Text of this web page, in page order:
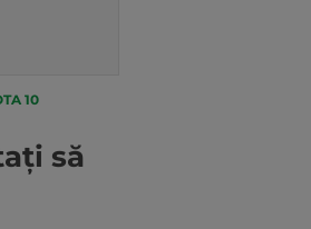
10
să